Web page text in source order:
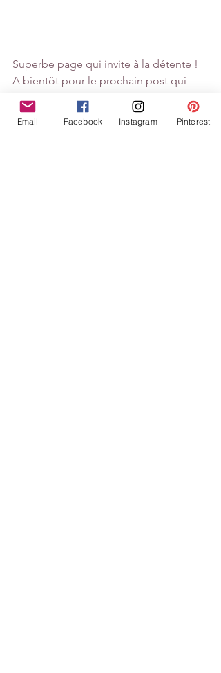
Superbe page qui invite à la détente !
A bientôt pour le prochain post qui
Email Facebook Instagram Pinterest